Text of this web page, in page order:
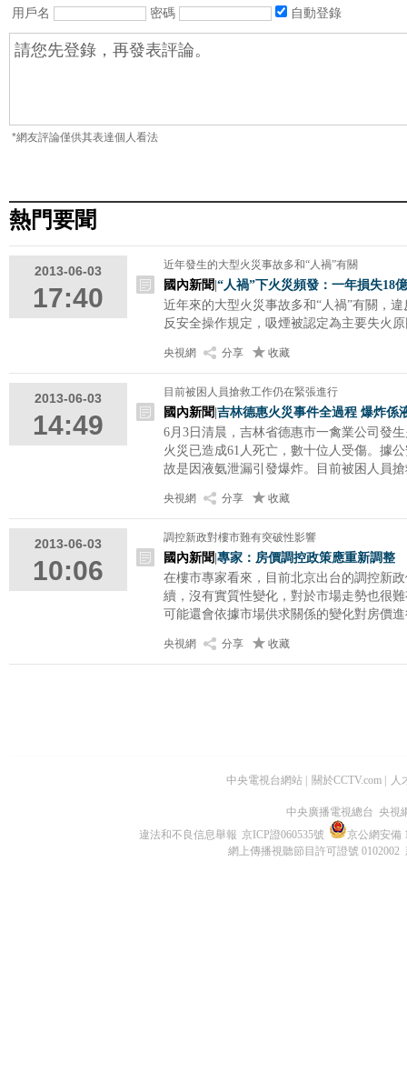
用戶名 密碼 自動登錄
*網友評論僅供其表達個人看法
熱門要聞
2013-06-03
17:40
近年發生的大型火災事故多和“人禍”有關
國內新聞 “人禍”下火災頻發：一年損失18億
近年來的大型火災事故多和“人禍”有關，
反安全操作規定，吸煙被認定為主要失火
央視網 分享 收藏
2013-06-03
14:49
目前被困人員搶救工作仍在緊張進行
國內新聞 吉林德惠火災事件全過程 爆炸係
6月3日清晨，吉林省德惠市一禽業公司發
火災已造成61人死亡，數十位人受傷。據
故是因液氨泄漏引發爆炸。目前被困人員
央視網 分享 收藏
2013-06-03
10:06
調控新政對樓市難有突破性影響
國內新聞 專家：房價調控政策應重新調整
在樓市專家看來，目前北京出台的調控新
續，沒有實質性變化，對於市場走勢也很
可能還會依據市場供求關係的變化對房價
央視網 分享 收藏
中央電視台網站 關於CCTV.com 人
中央廣播電視總台 央視
違法和不良信息舉報 京ICP證060535號
京公網安備
網上傳播視聽節目許可證號 0102002